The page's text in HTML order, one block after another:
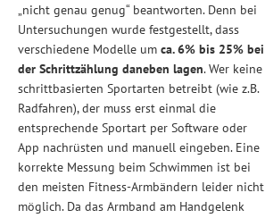
„nicht genau genug“ beantworten. Denn bei
Untersuchungen wurde festgestellt, dass
verschiedene Modelle um ca. 6% bis 25% bei
der Schrittzählung daneben lagen. Wer keine
schrittbasierten Sportarten betreibt (wie z.B.
Radfahren), der muss erst einmal die
entsprechende Sportart per Software oder
App nachrüsten und manuell eingeben. Eine
korrekte Messung beim Schwimmen ist bei
den meisten Fitness-Armbändern leider nicht
möglich. Da das Armband am Handgelenk